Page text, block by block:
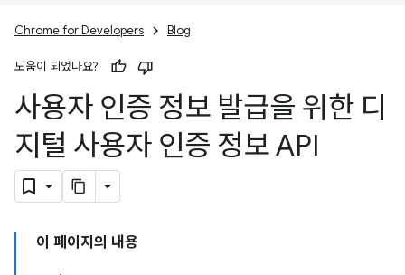
Chrome for Developers Blog
도움이 되었나요?
사용자 인증 정보 발급을 위한 디
지털 사용자 인증 정보 API
이 페이지의 내용